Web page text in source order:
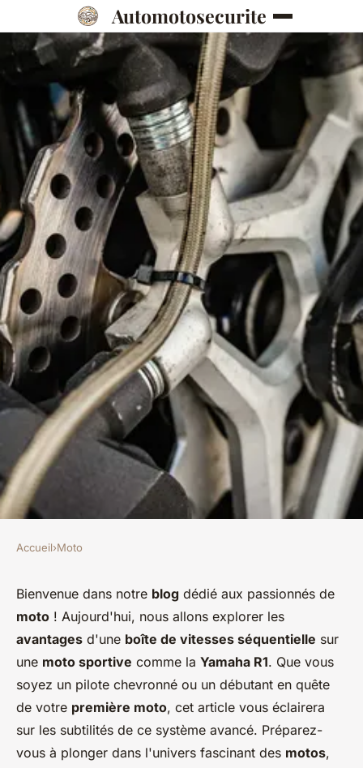
Automotosecurite
Quels sont les avantages d'une
boîte de vitesses séquentielle
sur une moto sportive comme
la Yamaha R1 ?
Mya•31 mai 2024• 6 min de lecture
Accueil›Moto
Bienvenue dans notre blog dédié aux passionnés de
moto ! Aujourd'hui, nous allons explorer les
avantages d'une boîte de vitesses séquentielle sur
une moto sportive comme la Yamaha R1. Que vous
soyez un pilote chevronné ou un débutant en quête
de votre première moto, cet article vous éclairera
sur les subtilités de ce système avancé. Préparez-
vous à plonger dans l'univers fascinant des motos,